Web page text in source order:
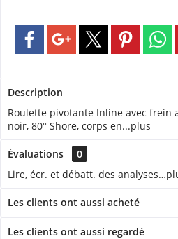
Description
Roulette pivotante Inline avec frein
noir, 80° Shore, corps en...plus
Évaluations
0
Lire, écr. et débatt. des analyses…
Les clients ont aussi acheté
Les clients ont aussi regardé